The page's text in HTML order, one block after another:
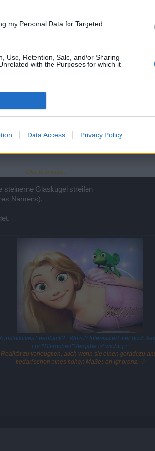
my Personal Data for Targeted
Use, Retention, Sale, and/or Sharing
with the Purposes for which it
Data Access Privacy Policy
Click to expand...
steinerne Glaskugel streifen
Namens),
Feedback?...Wozu? Interessiert hier doch
nur *Sternchen*Vergabe ist wichtig.~
Realität zu verleugnen, auch wenn sie einen geradezu
bedarf schon eines hohen Maßes an Ignoranz. ♡